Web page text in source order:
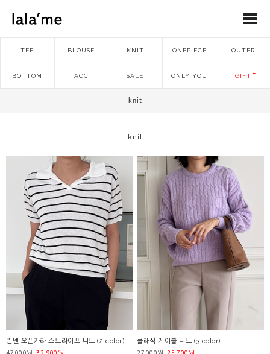
TEE BLOUSE KNIT ONEPIECE OUTER
BOTTOM ACC SALE ONLY YOU GIFT
knit
knit
린넨 오픈카라 스트라이프 니트 (2 color) 클래식 케이블 니트 (3 color)